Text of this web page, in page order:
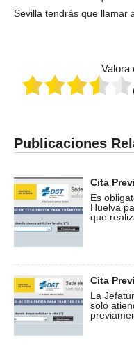
Sevilla tendrás que llamar
Valora
Publicaciones
Cita
Es
Huelva
que
Cita
La
solo